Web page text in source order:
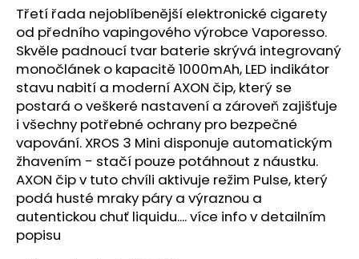
Třetí řada nejoblíbenější elektronické cigarety
od předního vapingového výrobce Vaporesso.
Skvěle padnoucí tvar baterie skrývá integrovaný
monočlánek o kapacitě 1000mAh, LED indikátor
stavu nabití a moderní AXON čip, který se
postará o veškeré nastavení a zároveň zajišťuje
i všechny potřebné ochrany pro bezpečné
vapování. XROS 3 Mini disponuje automatickým
žhavením - stačí pouze potáhnout z náustku.
AXON čip v tuto chvíli aktivuje režim Pulse, který
podá husté mraky páry a výraznou a
autentickou chuť liquidu.... více info v detailním
popisu
D
o
p
o
r
u
č
u
j
e
m
e